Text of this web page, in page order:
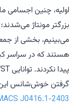
اولیه، چنین اجسامی
می‌بینیم، بخشی از
هستند که در سراسر
گرفتن خوش‌شانس
J0416.1-2403